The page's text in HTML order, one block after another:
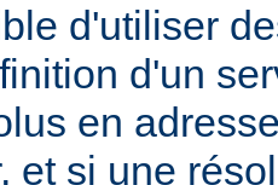
d'utiliser
d'un
en
et si une